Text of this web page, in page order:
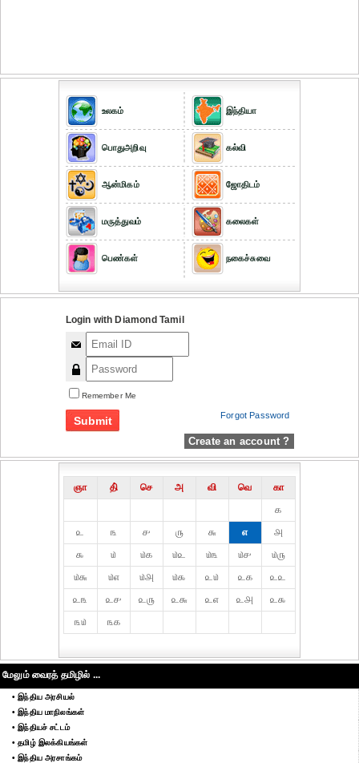
உலகம்
பொதுஅறிவு
ஆன்மிகம்
மருத்துவம்
பெண்கள்
இந்தியா
கல்வி
ஜோதிடம்
கலைகள்
நகைச்சுவை
Login with Diamond Tamil
Remember Me
Forgot Password
Create an account ?
ஞா தி் செ அ வி வெ
கா
௧
௨
௩ ௪ ௫ ௬ ௭
௮
௯
௰ ௰௧ ௰௨ ௰௩ ௰௪
௰௫
௰௬
௰௭ ௰௮ ௰௯ ௨௰ ௨௧
௨௨
௨௩
௨௪ ௨௫ ௨௬ ௨௭ ௨௮
௨௯
௩௰
௩௧
மேலும் வைரத் தமிழில் ...
• இந்திய அரசியல்
• இந்திய மாநிலங்கள்
• இந்தியச் சட்டம்
• தமிழ் இலக்கியங்கள்
• இந்திய அரசாங்கம்